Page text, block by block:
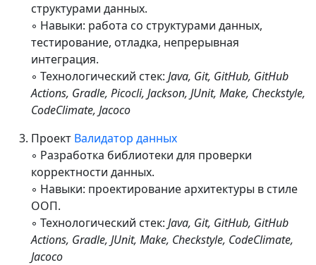
структурами данных.
◦ Навыки: работа со структурами данных,
тестирование, отладка, непрерывная
интеграция.
◦ Технологический стек: Java, Git, GitHub, GitHub
Actions, Gradle, Picocli, Jackson, JUnit, Make, Checkstyle,
CodeClimate, Jacoco
Проект Валидатор данных
◦ Разработка библиотеки для проверки
корректности данных.
◦ Навыки: проектирование архитектуры в стиле
ООП.
◦ Технологический стек: Java, Git, GitHub, GitHub
Actions, Gradle, JUnit, Make, Checkstyle, CodeClimate,
Jacoco